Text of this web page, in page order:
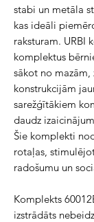
stabi un metāla
kas ideāli
raksturam. URBI
komplektus
sākot no
konstrukcijām
sarežģītākiem
daudz
Šie komplekti
rotaļas,
radošumu un
Komplekts
izstrādāts